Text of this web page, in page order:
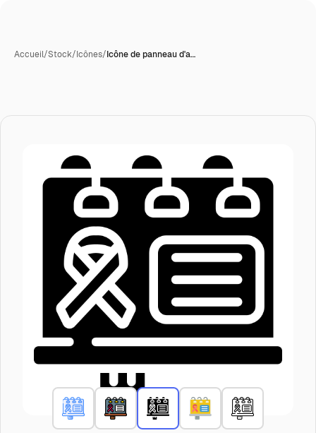
Accueil/Stock/Icônes/Icône de panneau d'a…